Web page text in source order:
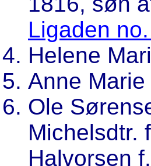
Ligaden
Helene
Anne Marie
Ole
Michelsdtr.
Halvorsen